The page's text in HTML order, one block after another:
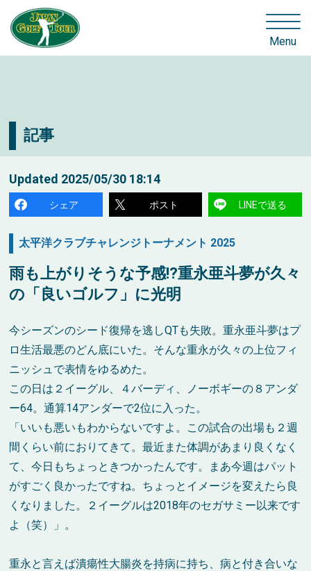
Menu
記事
Updated 2025/05/30 18:14
シェア ポスト LINEで送る
太平洋クラブチャレンジトーナメント 2025
雨も上がりそうな予感!?重永亜斗夢が久々
の「良いゴルフ」に光明
今シーズンのシード復帰を逃しQTも失敗。重永亜斗夢はプ
ロ生活最悪のどん底にいた。そんな重永が久々の上位フィ
ニッシュで表情をゆるめた。
この日は２イーグル、４バーディ、ノーボギーの８アンダ
ー64。通算14アンダーで2位に入った。
「いいも悪いもわからないですよ。この試合の出場も２週
間くらい前におりてきて。最近また体調があまり良くなく
て、今日もちょっときつかったんです。まあ今週はパット
がすごく良かったですね。ちょっとイメージを変えたら良
くなりました。２イーグルは2018年のセガサミー以来です
よ（笑）」。
重永と言えば潰瘍性大腸炎を持病に持ち、病と付き合いな